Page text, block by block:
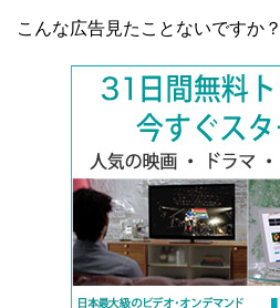
こんな広告見たことないですか？